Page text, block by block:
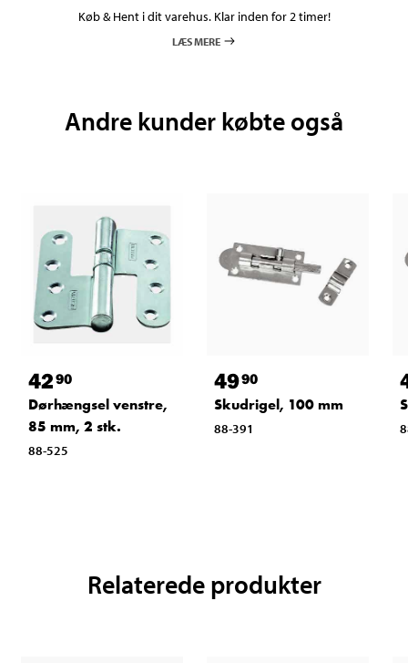
Køb & Hent i dit varehus. Klar inden for 2 timer!
LÆS MERE
Andre kunder købte også
4290
Dørhængsel venstre,
85 mm, 2 stk.
88-525
4990
Skudrigel, 100 mm
88-391
Relaterede produkter